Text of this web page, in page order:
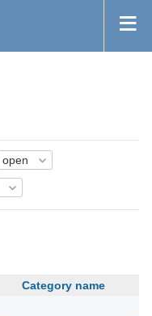
Category name